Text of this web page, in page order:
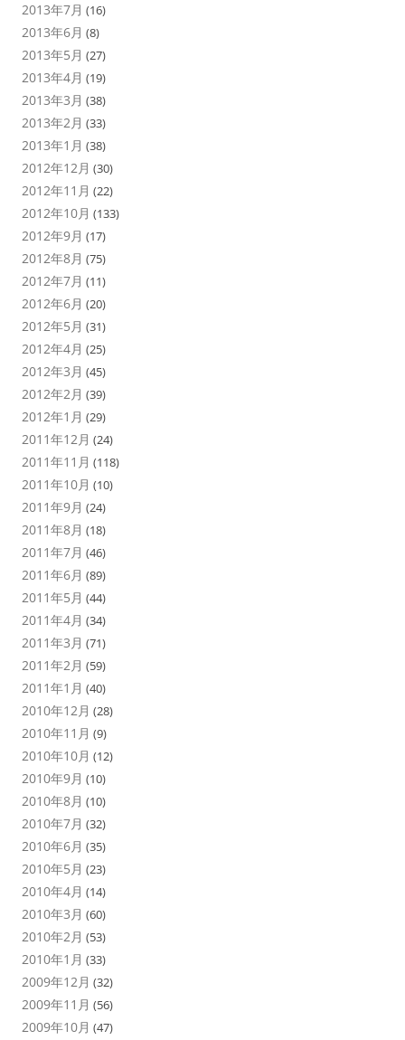
2013年7月 (16)
2013年6月 (8)
2013年5月 (27)
2013年4月 (19)
2013年3月 (38)
2013年2月 (33)
2013年1月 (38)
2012年12月 (30)
2012年11月 (22)
2012年10月 (133)
2012年9月 (17)
2012年8月 (75)
2012年7月 (11)
2012年6月 (20)
2012年5月 (31)
2012年4月 (25)
2012年3月 (45)
2012年2月 (39)
2012年1月 (29)
2011年12月 (24)
2011年11月 (118)
2011年10月 (10)
2011年9月 (24)
2011年8月 (18)
2011年7月 (46)
2011年6月 (89)
2011年5月 (44)
2011年4月 (34)
2011年3月 (71)
2011年2月 (59)
2011年1月 (40)
2010年12月 (28)
2010年11月 (9)
2010年10月 (12)
2010年9月 (10)
2010年8月 (10)
2010年7月 (32)
2010年6月 (35)
2010年5月 (23)
2010年4月 (14)
2010年3月 (60)
2010年2月 (53)
2010年1月 (33)
2009年12月 (32)
2009年11月 (56)
2009年10月 (47)